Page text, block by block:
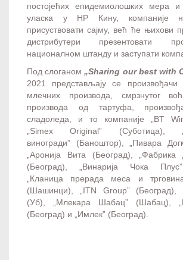
постојећих епидемиолошких мера и
уласка у НР Кину, компаније
присуствовати сајму, већ ће њихови
дистрибутери презентовати
националном штанду и заступати
Под слоганом„Sharing our best with
2021 представљају се
млечних производа, смрзнутог
производа од тартуфа,
сладоледа, и то компаније „BT
„Simex Original” (Суботица),
виногради” (Баноштор), „Пивара
„Аронија Вита (Београд), „Фабрика
(Београд), „Винарија Чока
„Кланица прерада меса и
(Шашинци), „ITN Group” (Београд),
(Уб), „Млекара Шабац” (Шабац),
(Београд) и „Имлек” (Београд).